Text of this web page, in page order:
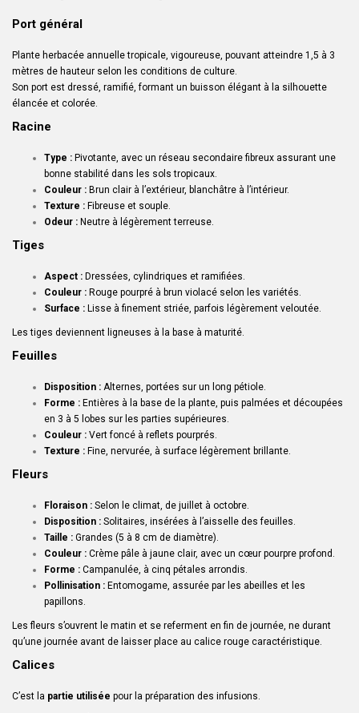
Port général
Plante herbacée annuelle tropicale, vigoureuse, pouvant atteindre 1,5 à 3
mètres de hauteur selon les conditions de culture.
Son port est dressé, ramifié, formant un buisson élégant à la silhouette
élancée et colorée.
Racine
Type : Pivotante, avec un réseau secondaire fibreux assurant une
bonne stabilité dans les sols tropicaux.
Couleur : Brun clair à l’extérieur, blanchâtre à l’intérieur.
Texture : Fibreuse et souple.
Odeur : Neutre à légèrement terreuse.
Tiges
Aspect : Dressées, cylindriques et ramifiées.
Couleur : Rouge pourpré à brun violacé selon les variétés.
Surface : Lisse à finement striée, parfois légèrement veloutée.
Les tiges deviennent ligneuses à la base à maturité.
Feuilles
Disposition : Alternes, portées sur un long pétiole.
Forme : Entières à la base de la plante, puis palmées et découpées
en 3 à 5 lobes sur les parties supérieures.
Couleur : Vert foncé à reflets pourprés.
Texture : Fine, nervurée, à surface légèrement brillante.
Fleurs
Floraison : Selon le climat, de juillet à octobre.
Disposition : Solitaires, insérées à l’aisselle des feuilles.
Taille : Grandes (5 à 8 cm de diamètre).
Couleur : Crème pâle à jaune clair, avec un cœur pourpre profond.
Forme : Campanulée, à cinq pétales arrondis.
Pollinisation : Entomogame, assurée par les abeilles et les
papillons.
Les fleurs s’ouvrent le matin et se referment en fin de journée, ne durant
qu’une journée avant de laisser place au calice rouge caractéristique.
Calices
C’est la partie utilisée pour la préparation des infusions.